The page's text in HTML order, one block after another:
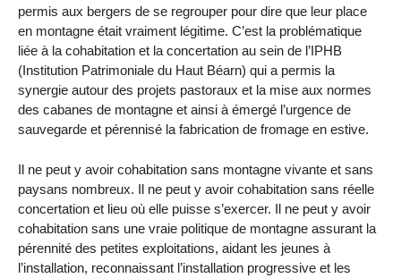
permis aux bergers de se regrouper pour dire que leur place
en montagne était vraiment légitime. C’est la problématique
liée à la cohabitation et la concertation au sein de l’IPHB
(Institution Patrimoniale du Haut Béarn) qui a permis la
synergie autour des projets pastoraux et la mise aux normes
des cabanes de montagne et ainsi à émergé l’urgence de
sauvegarde et pérennisé la fabrication de fromage en estive.
Il ne peut y avoir cohabitation sans montagne vivante et sans
paysans nombreux. Il ne peut y avoir cohabitation sans réelle
concertation et lieu où elle puisse s’exercer. Il ne peut y avoir
cohabitation sans une vraie politique de montagne assurant la
pérennité des petites exploitations, aidant les jeunes à
l’installation, reconnaissant l’installation progressive et les